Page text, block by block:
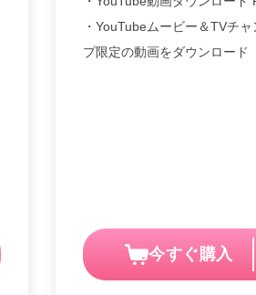
・YouTubeムービー＆TVチ
プ限定の動画をダウンロード
今すぐ購入